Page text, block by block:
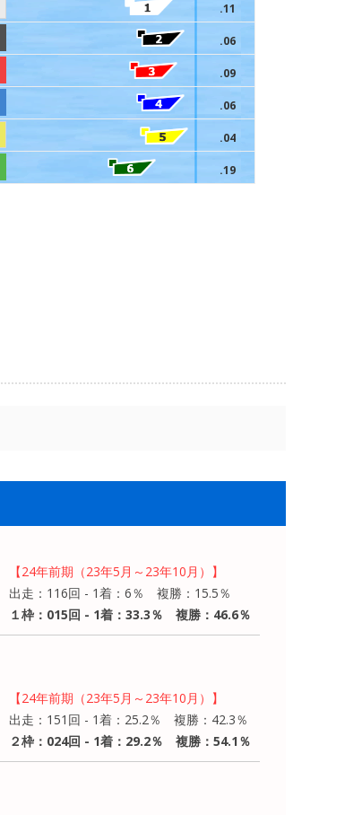
.11
.06
.09
.06
.04
.19
【24年前期（23年5月～23年10月）】
出走：116回 - 1着：6％ 複勝：15.5％
１枠：015回 - 1着：33.3％ 複勝：46.6％
【24年前期（23年5月～23年10月）】
出走：151回 - 1着：25.2％ 複勝：42.3％
２枠：024回 - 1着：29.2％ 複勝：54.1％